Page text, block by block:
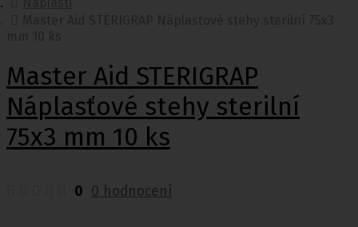
Master Aid STERIGRAP
Náplasťové stehy sterilní
75x3 mm 10 ks
0 0 hodnocení